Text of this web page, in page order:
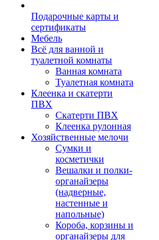
Подарочные карты и
сертификаты
Мебель
Всё для ванной и
туалетной комнаты
Ванная комната
Туалетная комната
Клеенка и скатерти
ПВХ
Скатерти ПВХ
Клеенка рулонная
Хозяйственные мелочи
Сумки и
косметички
Вешалки и полки-
органайзеры
(надверные,
настенные и
напольные)
Короба, корзины и
органайзеры для